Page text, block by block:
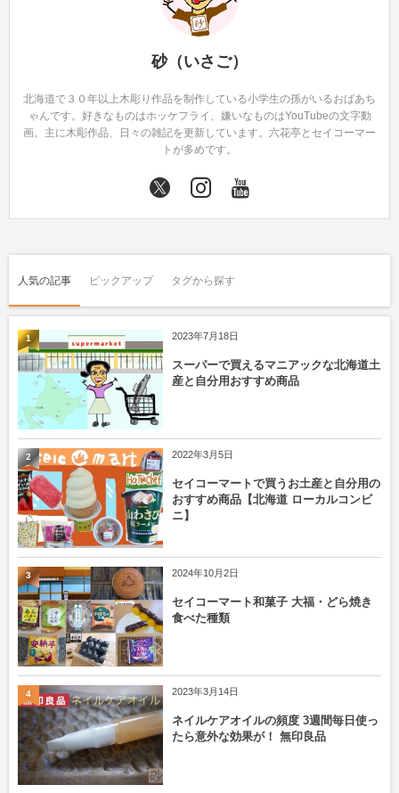
砂（いさご）
北海道で３０年以上木彫り作品を制作している小学生の孫がいるおばあち
ゃんです。好きなものはホッケフライ、嫌いなものはYouTubeの文字動
画。主に木彫作品、日々の雑記を更新しています。六花亭とセイコーマー
トが多めです。
人気の記事 ピックアップ タグから探す
2023年7月18日
スーパーで買えるマニアックな北海道土
産と自分用おすすめ商品
1
2022年3月5日
セイコーマートで買うお土産と自分用の
おすすめ商品【北海道 ローカルコンビ
ニ】
2
2024年10月2日
セイコーマート和菓子 大福・どら焼き
食べた種類
3
2023年3月14日
ネイルケアオイルの頻度 3週間毎日使っ
たら意外な効果が！ 無印良品
4